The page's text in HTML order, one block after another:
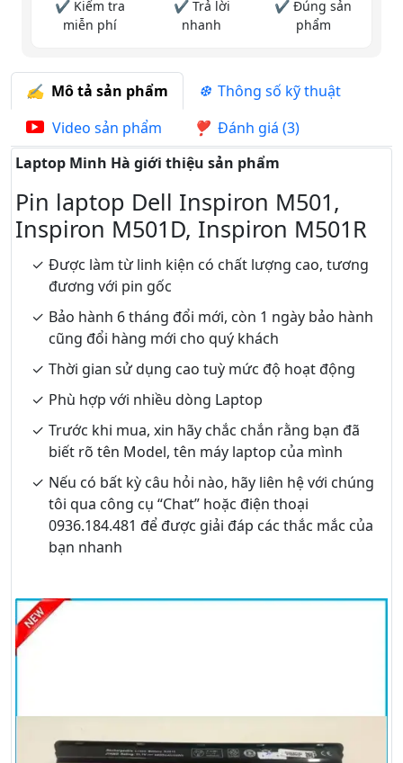
✔ Kiểm tra
miễn phí
✔ Trả lời
nhanh
✔ Đúng sản
phẩm
Mô tả sản phẩm
Thông số kỹ thuật
Video sản phẩm
Đánh giá (3)
Laptop Minh Hà giới thiệu sản phẩm
Pin laptop Dell Inspiron M501,
Inspiron M501D, Inspiron M501R
Được làm từ linh kiện có chất lượng cao, tương
đương với pin gốc
Bảo hành 6 tháng đổi mới, còn 1 ngày bảo hành
cũng đổi hàng mới cho quý khách
Thời gian sử dụng cao tuỳ mức độ hoạt động
Phù hợp với nhiều dòng Laptop
Trước khi mua, xin hãy chắc chắn rằng bạn đã
biết rõ tên Model, tên máy laptop của mình
Nếu có bất kỳ câu hỏi nào, hãy liên hệ với chúng
tôi qua công cụ “Chat” hoặc điện thoại
0936.184.481 để được giải đáp các thắc mắc của
bạn nhanh